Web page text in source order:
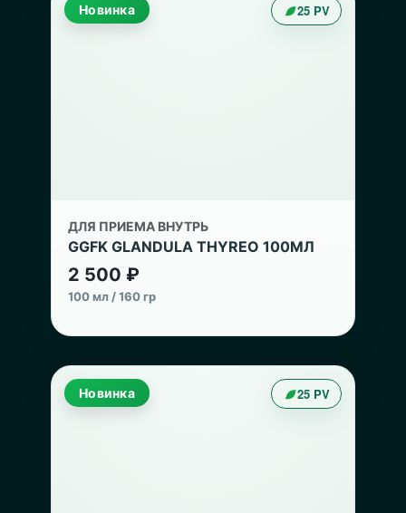
Новинка 25 PV
ДЛЯ ПРИЕМА ВНУТРЬ
GGFK GLANDULA THYREO 100МЛ
2 500 ₽
100 мл / 160 гр
Новинка 25 PV